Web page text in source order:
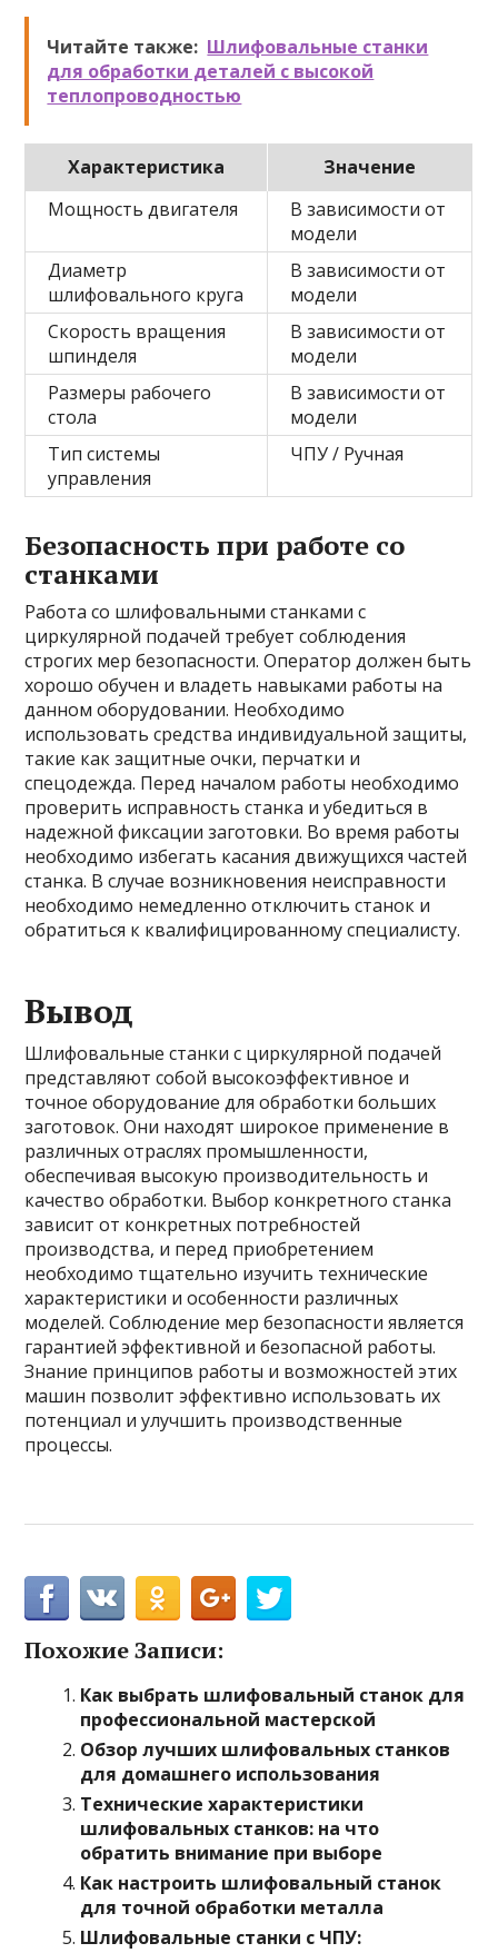
Читайте также: Шлифовальные станки
для обработки деталей с высокой
теплопроводностью
Характеристика
Значение
Мощность двигателя
В зависимости от
модели
Диаметр
шлифовального круга
В зависимости от
модели
Скорость вращения
шпинделя
В зависимости от
модели
Размеры рабочего
стола
В зависимости от
модели
Тип системы
управления
ЧПУ / Ручная
Безопасность при работе со
станками
Работа со шлифовальными станками с
циркулярной подачей требует соблюдения
строгих мер безопасности. Оператор должен быть
хорошо обучен и владеть навыками работы на
данном оборудовании. Необходимо
использовать средства индивидуальной защиты,
такие как защитные очки, перчатки и
спецодежда. Перед началом работы необходимо
проверить исправность станка и убедиться в
надежной фиксации заготовки. Во время работы
необходимо избегать касания движущихся частей
станка. В случае возникновения неисправности
необходимо немедленно отключить станок и
обратиться к квалифицированному специалисту.
Вывод
Шлифовальные станки с циркулярной подачей
представляют собой высокоэффективное и
точное оборудование для обработки больших
заготовок. Они находят широкое применение в
различных отраслях промышленности,
обеспечивая высокую производительность и
качество обработки. Выбор конкретного станка
зависит от конкретных потребностей
производства, и перед приобретением
необходимо тщательно изучить технические
характеристики и особенности различных
моделей. Соблюдение мер безопасности является
гарантией эффективной и безопасной работы.
Знание принципов работы и возможностей этих
машин позволит эффективно использовать их
потенциал и улучшить производственные
процессы.
Похожие Записи:
Как выбрать шлифовальный станок для
профессиональной мастерской
Обзор лучших шлифовальных станков
для домашнего использования
Технические характеристики
шлифовальных станков: на что
обратить внимание при выборе
Как настроить шлифовальный станок
для точной обработки металла
Шлифовальные станки с ЧПУ: